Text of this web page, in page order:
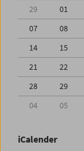
29 01
07
08
14
15
21
22
28
29
04
05
iCalender